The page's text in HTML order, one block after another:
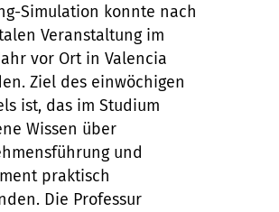
Simulation konnte nach
Veranstaltung im
vor Ort in Valencia
Ziel des einwöchigen
ist, das im Studium
Wissen über
und
praktisch
Die Professur